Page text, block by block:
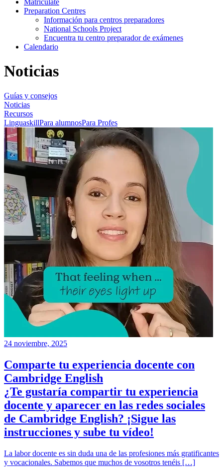
Matricúlate
Preparation Centres
Información para centros preparadores
National Schools Project
Encuentra tu centro preparador de exámenes
Calendario
Noticias
Guías y consejos
Noticias
Recursos
LinguaskillPara alumnosPara Profes
24 noviembre, 2025
Comparte tu experiencia docente con
Cambridge English
¿Te gustaría compartir tu experiencia
docente y aparecer en las redes sociales
de Cambridge English? ¡Sigue las
instrucciones y sube tu vídeo!
La labor docente es sin duda una de las profesiones más gratificantes
y vocacionales. Sabemos que muchos de vosotros tenéis […]